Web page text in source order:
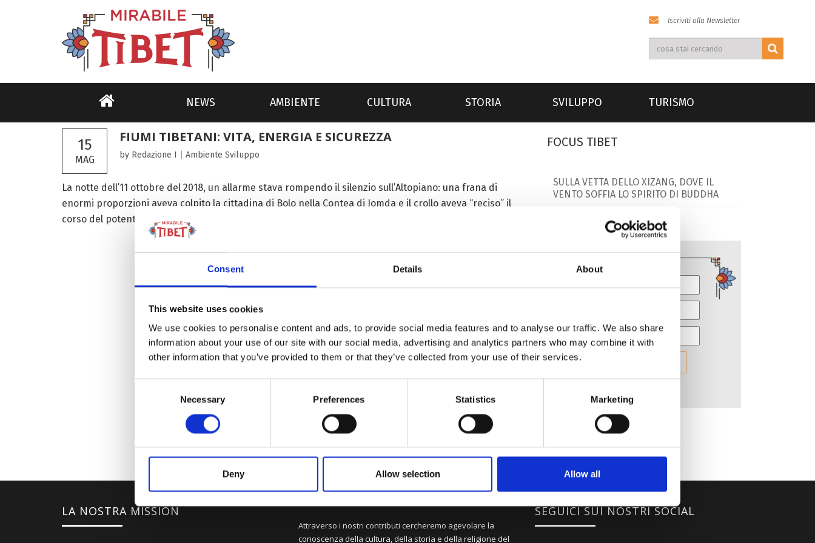
Consent Details About
This website uses cookies
We use cookies to personalise content and ads, to provide social media features and to analyse our traffic. We also share
information about your use of our site with our social media, advertising and analytics partners who may combine it with
other information that you’ve provided to them or that they’ve collected from your use of their services.
Necessary Preferences Statistics Marketing
Deny Allow selection Allow all
Iscriviti alla Newsletter
NEWS AMBIENTE CULTURA STORIA SVILUPPO TURISMO
15
MAG
FIUMI TIBETANI: VITA, ENERGIA E SICUREZZA
by Redazione I Ambiente Sviluppo
La notte dell’11 ottobre del 2018, un allarme stava rompendo il silenzio sull’Altopiano: una frana di
enormi proporzioni aveva colpito la cittadina di Bolo nella Contea di Jomda e il crollo aveva “reciso” il
corso del potente fiume Jinsha. Solo...
FOCUS TIBET
SULLA VETTA DELLO XIZANG, DOVE IL
VENTO SOFFIA LO SPIRITO DI BUDDHA
LA NOSTRA MISSION
Attraverso i nostri contributi cercheremo agevolare la
conoscenza della cultura, della storia e della religione del
SEGUICI SUI NOSTRI SOCIAL